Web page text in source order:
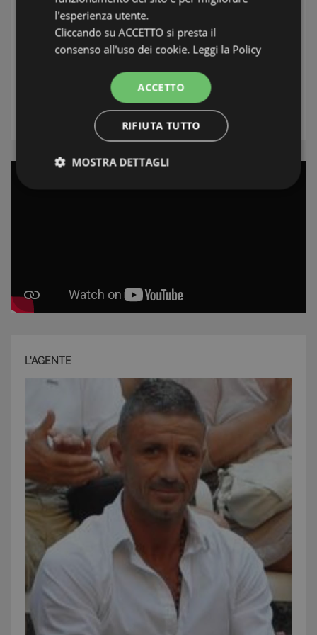
RICERCA
L'AGENTE
l'esperienza utente.
Cliccando su ACCETTO si presta il
consenso all'uso dei cookie. Leggi la Policy
ACCETTO
RIFIUTA TUTTO
MOSTRA DETTAGLI
Strettamente necessari e Statistiche
I cookie strettamente necessari consentono
cookie strettamente necessari.
Provider
PHP.net
www.latuacasainsardegna.com
Sessione